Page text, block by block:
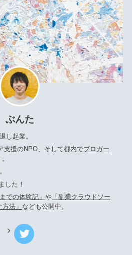
ぶんた
し起業。
支援のNPO、そして都内でブロガー
した！
での体験記」 や「副業クラウドソー
法」 なども公開中。